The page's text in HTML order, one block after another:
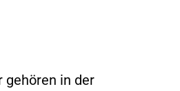
gehören in der